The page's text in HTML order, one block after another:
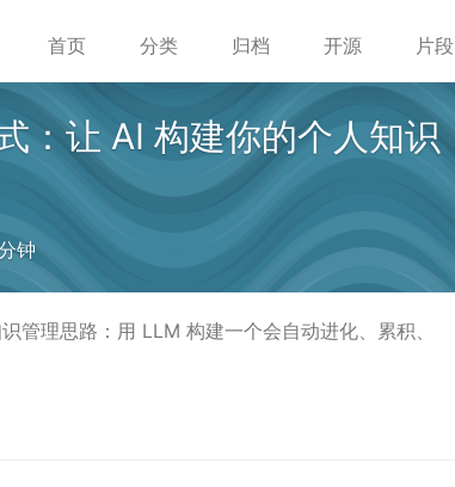
首页 分类 归档 开源 片段
：让 AI 构建你的个人知识
钟
理思路：用 LLM 构建一个会自动进化、累积、